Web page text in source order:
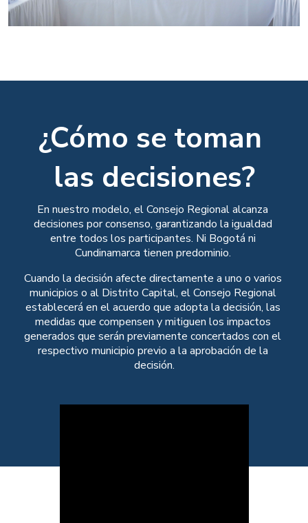
¿Cómo se toman
las decisiones?
En nuestro modelo, el Consejo Regional alcanza
decisiones por consenso, garantizando la igualdad
entre todos los participantes. Ni Bogotá ni
Cundinamarca tienen predominio.
Cuando la decisión afecte directamente a uno o varios
municipios o al Distrito Capital, el Consejo Regional
establecerá en el acuerdo que adopta la decisión, las
medidas que compensen y mitiguen los impactos
generados que serán previamente concertados con el
respectivo municipio previo a la aprobación de la
decisión.